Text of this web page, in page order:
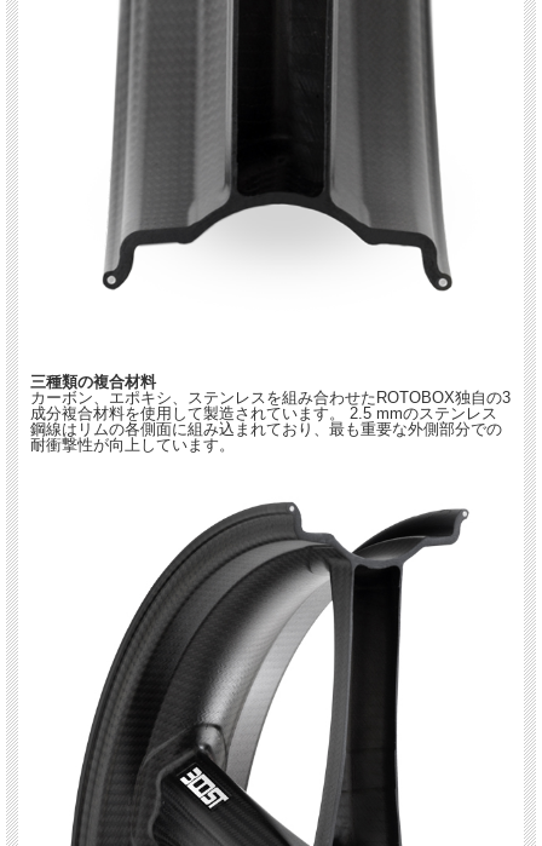
三種類の複合材料
カーボン、エポキシ、ステンレスを組み合わせたROTOBOX独自の3
成分複合材料を使用して製造されています。 2.5 mmのステンレス
鋼線はリムの各側面に組み込まれており、最も重要な外側部分での
耐衝撃性が向上しています。